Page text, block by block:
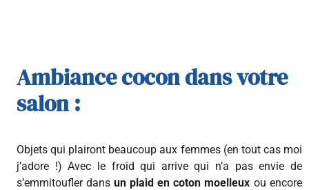
Ambiance cocon dans votre
salon :
Objets qui plairont beaucoup aux femmes (en tout cas moi
j’adore !) Avec le froid qui arrive qui n’a pas envie de
s’emmitoufler dans un plaid en coton moelleux ou encore